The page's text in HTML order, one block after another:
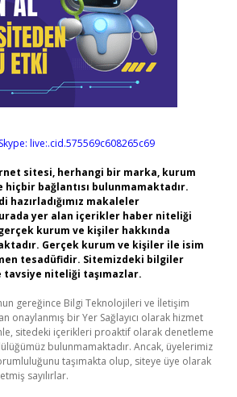
Skype: live:.cid.575569c608265c69
sitesi, herhangi bir marka, kurum
hiçbir bağlantısı bulunmamaktadır.
hazırladığımız makaleler
yer alan içerikler haber niteliği
kurum ve kişiler hakkında
Gerçek kurum ve kişiler ile isim
tesadüfidir. Sitemizdeki bilgiler
niteliği taşımazlar.
gereğince Bilgi Teknolojileri ve İletişim
onaylanmış bir Yer Sağlayıcı olarak hizmet
sitedeki içerikleri proaktif olarak denetleme
bulunmamaktadır. Ancak, üyelerimiz
taşımakta olup, siteye üye olarak
sayılırlar.